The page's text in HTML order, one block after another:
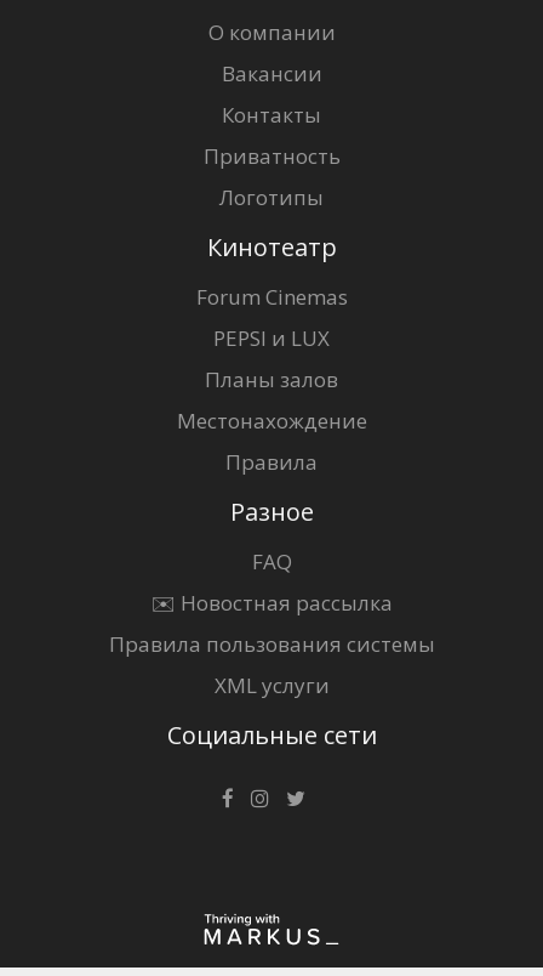
О компании
Вакансии
Контакты
Приватность
Логотипы
Кинотеатр
Forum Cinemas
PEPSI и LUX
Планы залов
Местонахождение
Правила
Разное
FAQ
✉️ Новостная рассылка
Правила пользования системы
XML услуги
Социальные сети